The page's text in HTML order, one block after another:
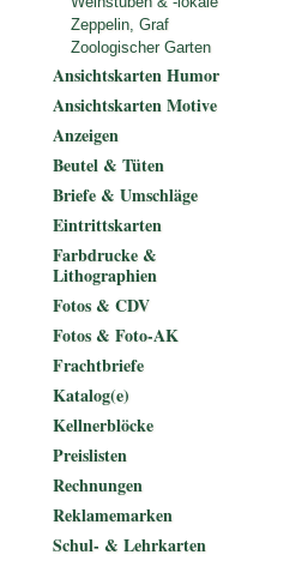
Zeppelin, Graf
Zoologischer Garten
Ansichtskarten Humor
Ansichtskarten Motive
Anzeigen
Beutel & Tüten
Briefe & Umschläge
Eintrittskarten
Farbdrucke &
Lithographien
Fotos & CDV
Fotos & Foto-AK
Frachtbriefe
Katalog(e)
Kellnerblöcke
Preislisten
Rechnungen
Reklamemarken
Schul- & Lehrkarten